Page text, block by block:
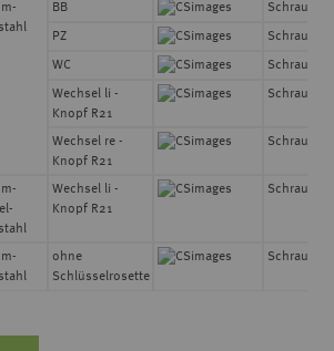
BB
PZ
WC
Wechsel li -
Knopf R21
Wechsel re -
Knopf R21
Wechsel li -
Knopf R21
ohne
Schlüsselrosette